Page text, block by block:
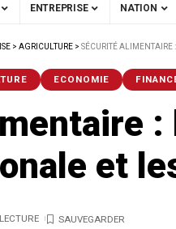
ENTREPRISE NATION
> AGRICULTURE > SÉCURITÉ ALIMENTAIRE
ECONOMIE
et